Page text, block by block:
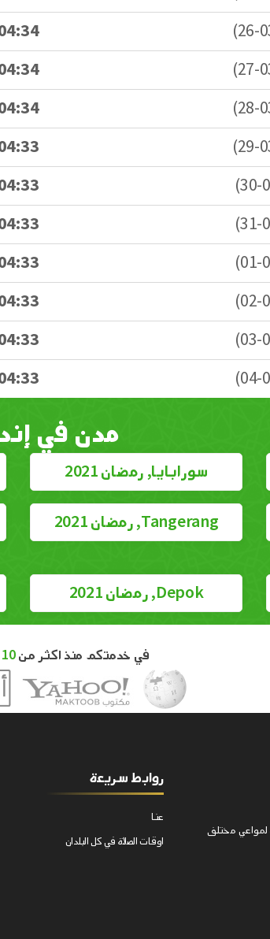
مدن في
سورابايا, رمضان 2021
Tangerang, رمضان 2021
Depok, رمضان 2021
في خدمتكم منذ اكثر من10 سنوات
لمواعي مختلف
روابط سريعة
عنا
اوقات الصلاة في كل البلدان